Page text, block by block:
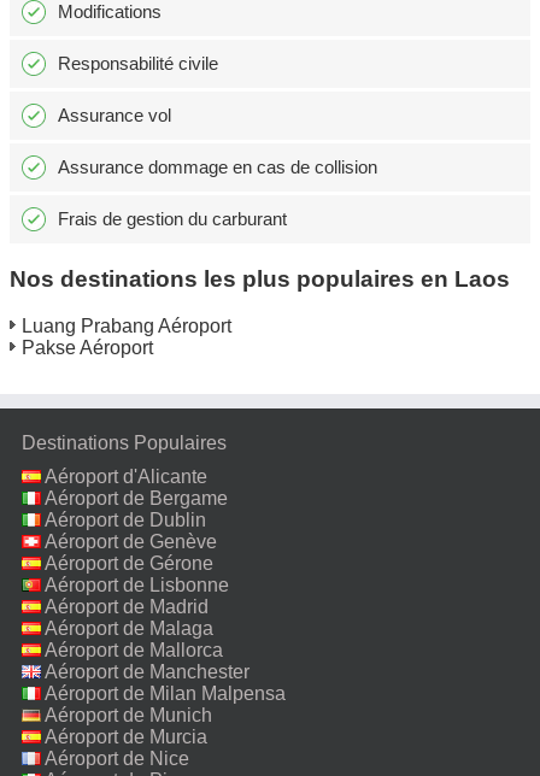
Modifications
Responsabilité civile
Assurance vol
Assurance dommage en cas de collision
Frais de gestion du carburant
Nos destinations les plus populaires en Laos
Luang Prabang Aéroport
Pakse Aéroport
Destinations Populaires
Aéroport d'Alicante
Aéroport de Bergame
Aéroport de Dublin
Aéroport de Genève
Aéroport de Gérone
Aéroport de Lisbonne
Aéroport de Madrid
Aéroport de Malaga
Aéroport de Mallorca
Aéroport de Manchester
Aéroport de Milan Malpensa
Aéroport de Munich
Aéroport de Murcia
Aéroport de Nice